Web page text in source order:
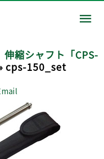
縮シャフト「CPS-
cps-150_set